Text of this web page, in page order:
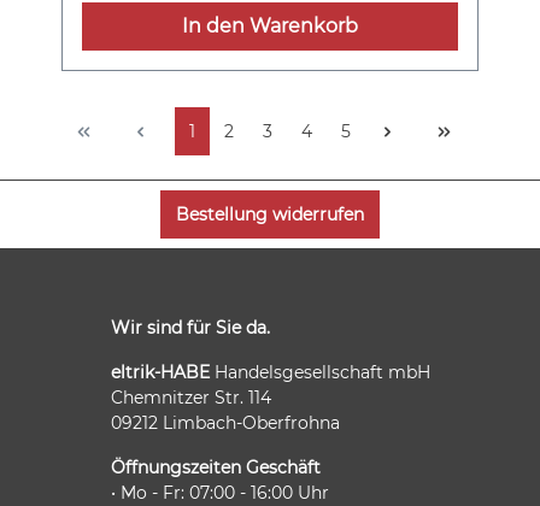
In den Warenkorb
1 2 3 4 5
Bestellung widerrufen
Wir sind für Sie da.
eltrik-HABEHandelsgesellschaft mbH
Chemnitzer Str. 114
09212 Limbach-Oberfrohna
Öffnungszeiten Geschäft
• Mo - Fr: 07:00 - 16:00 Uhr